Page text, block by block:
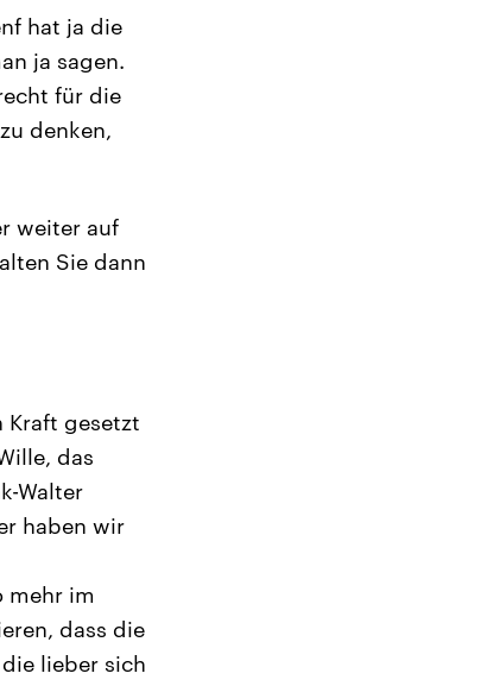
hat ja die
ja sagen.
für die
denken,
weiter auf
Sie dann
Kraft gesetzt
das
Walter
haben wir
mehr im
dass die
lieber sich